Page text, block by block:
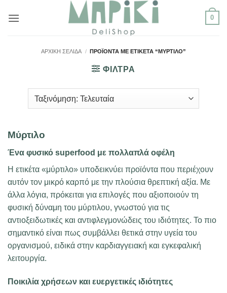
στο
0
ΑΡΧΙΚΉ ΣΕΛΊΔΑ / ΠΡΟΪΌΝΤΑ ΜΕ ΕΤΙΚΈΤΑ “ΜΎΡΤΙΛΟ”
ΦΙΛΤΡΑ
Mύρτιλο
Ένα φυσικό superfood με πολλαπλά οφέλη
Η ετικέτα «μύρτιλο» υποδεικνύει προϊόντα που περιέχουν
αυτόν τον μικρό καρπό με την πλούσια θρεπτική αξία. Με
άλλα λόγια, πρόκειται για επιλογές που αξιοποιούν τη
φυσική δύναμη του μύρτιλου, γνωστού για τις
αντιοξειδωτικές και αντιφλεγμονώδεις του ιδιότητες. Το πιο
σημαντικό είναι πως συμβάλλει θετικά στην υγεία του
οργανισμού, ειδικά στην καρδιαγγειακή και εγκεφαλική
λειτουργία.
Ποικιλία χρήσεων και ευεργετικές ιδιότητες